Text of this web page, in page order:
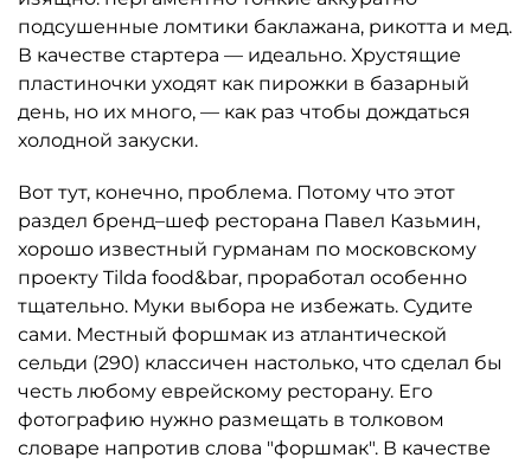
подсушенные ломтики баклажана, рикотта и мед.
В качестве стартера — идеально. Хрустящие
пластиночки уходят как пирожки в базарный
день, но их много, — как раз чтобы дождаться
холодной закуски.
Вот тут, конечно, проблема. Потому что этот
раздел бренд–шеф ресторана Павел Казьмин,
хорошо известный гурманам по московскому
проекту Tilda food&bar, проработал особенно
тщательно. Муки выбора не избежать. Судите
сами. Местный форшмак из атлантической
сельди (290) классичен настолько, что сделал бы
честь любому еврейскому ресторану. Его
фотографию нужно размещать в толковом
словаре напротив слова "форшмак". В качестве